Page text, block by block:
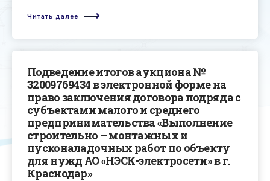
Читать далее
Подведение итогов аукциона №
32009769434 в электронной форме на
право заключения договора подряда с
субъектами малого и среднего
предпринимательства «Выполнение
строительно – монтажных и
пусконаладочных работ по объекту
для нужд АО «НЭСК-электросети» в г.
Краснодар»